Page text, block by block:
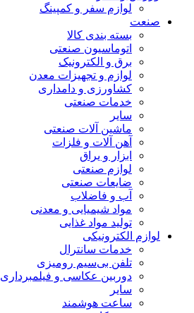
لوازم سفر و کمپینگ
صنعت
بسته بندی کالا
اتوماسیون صنعتی
برق و الکترونیک
لوازم و تجهیزات معدن
کشاورزی و دامداری
خدمات صنعتی
سایر
ماشین آلات صنعتی
آهن آلات و فلزات
ابزار و یراق
لوازم صنعتی
ضایعات صنعتی
آب و فاضلاب
مواد شیمیایی و معدنی
تولید مواد غذایی
لوازم الکترونیکی
خدمات سانترال
تلفن بی‌سیم رومیزی
دوربین عکاسی و فیلمبرداری
سایر
ساعت هوشمند